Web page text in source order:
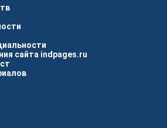
сайта indpages.ru